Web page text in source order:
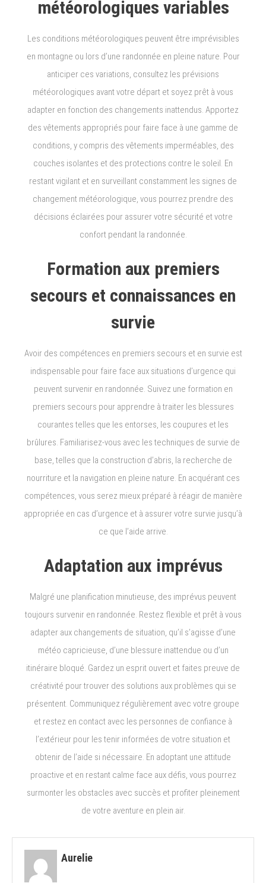
météorologiques variables
Les conditions météorologiques peuvent être imprévisibles
en montagne ou lors d’une randonnée en pleine nature. Pour
anticiper ces variations, consultez les prévisions
météorologiques avant votre départ et soyez prêt à vous
adapter en fonction des changements inattendus. Apportez
des vêtements appropriés pour faire face à une gamme de
conditions, y compris des vêtements imperméables, des
couches isolantes et des protections contre le soleil. En
restant vigilant et en surveillant constamment les signes de
changement météorologique, vous pourrez prendre des
décisions éclairées pour assurer votre sécurité et votre
confort pendant la randonnée.
Formation aux premiers
secours et connaissances en
survie
Avoir des compétences en premiers secours et en survie est
indispensable pour faire face aux situations d’urgence qui
peuvent survenir en randonnée. Suivez une formation en
premiers secours pour apprendre à traiter les blessures
courantes telles que les entorses, les coupures et les
brûlures. Familiarisez-vous avec les techniques de survie de
base, telles que la construction d’abris, la recherche de
nourriture et la navigation en pleine nature. En acquérant ces
compétences, vous serez mieux préparé à réagir de manière
appropriée en cas d’urgence et à assurer votre survie jusqu’à
ce que l’aide arrive.
Adaptation aux imprévus
Malgré une planification minutieuse, des imprévus peuvent
toujours survenir en randonnée. Restez flexible et prêt à vous
adapter aux changements de situation, qu’il s’agisse d’une
météo capricieuse, d’une blessure inattendue ou d’un
itinéraire bloqué. Gardez un esprit ouvert et faites preuve de
créativité pour trouver des solutions aux problèmes qui se
présentent. Communiquez régulièrement avec votre groupe
et restez en contact avec les personnes de confiance à
l’extérieur pour les tenir informées de votre situation et
obtenir de l’aide si nécessaire. En adoptant une attitude
proactive et en restant calme face aux défis, vous pourrez
surmonter les obstacles avec succès et profiter pleinement
de votre aventure en plein air.
Aurelie